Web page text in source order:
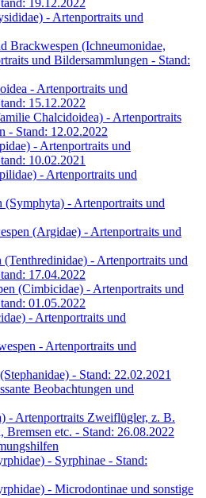
19.12.2022
- Artenportraits und
Brackwespen (Ichneumonidae,
und Bildersammlungen - Stand:
- Artenportraits und
15.12.2022
Chalcidoidea) - Artenportraits
- Stand: 12.02.2022
- Artenportraits und
10.02.2021
- Artenportraits und
(Symphyta) - Artenportraits und
(Argidae) - Artenportraits und
(Tenthredinidae) - Artenportraits und
17.04.2022
(Cimbicidae) - Artenportraits und
01.05.2022
- Artenportraits und
- Artenportraits und
- Stand: 22.02.2021
Beobachtungen und
- Artenportraits Zweiflügler, z. B.
Bremsen etc. - Stand: 26.08.2022
- Syrphinae - Stand:
- Microdontinae und sonstige